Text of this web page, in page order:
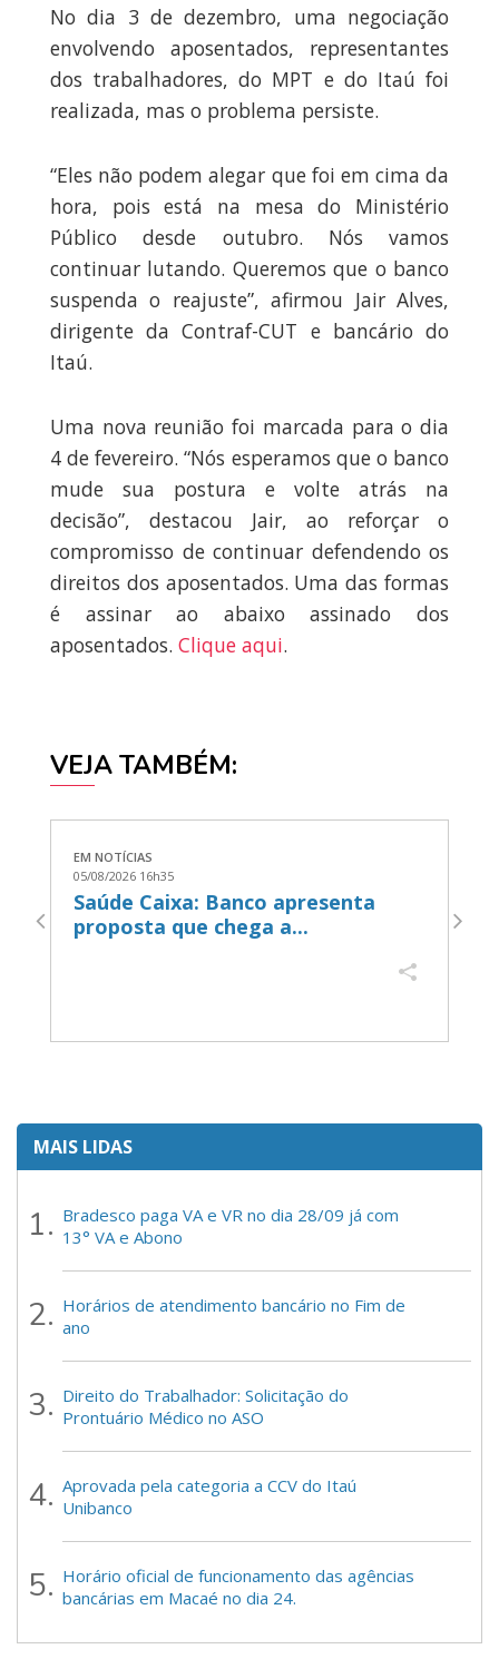
No dia 3 de dezembro, uma negociação
envolvendo aposentados, representantes
dos trabalhadores, do MPT e do Itaú foi
realizada, mas o problema persiste.
“Eles não podem alegar que foi em cima da
hora, pois está na mesa do Ministério
Público desde outubro. Nós vamos
continuar lutando. Queremos que o banco
suspenda o reajuste”, afirmou Jair Alves,
dirigente da Contraf-CUT e bancário do
Itaú.
Uma nova reunião foi marcada para o dia
4 de fevereiro. “Nós esperamos que o banco
mude sua postura e volte atrás na
decisão”, destacou Jair, ao reforçar o
compromisso de continuar defendendo os
direitos dos aposentados. Uma das formas
é assinar ao abaixo assinado dos
aposentados. Clique aqui.
VEJA TAMBÉM:
EM NOTÍCIAS
05/08/2026 16h35
Saúde Caixa: Banco apresenta
proposta que chega a...
MAIS LIDAS
Bradesco paga VA e VR no dia 28/09 já com
13° VA e Abono
Horários de atendimento bancário no Fim de
ano
Direito do Trabalhador: Solicitação do
Prontuário Médico no ASO
Aprovada pela categoria a CCV do Itaú
Unibanco
Horário oficial de funcionamento das agências
bancárias em Macaé no dia 24.